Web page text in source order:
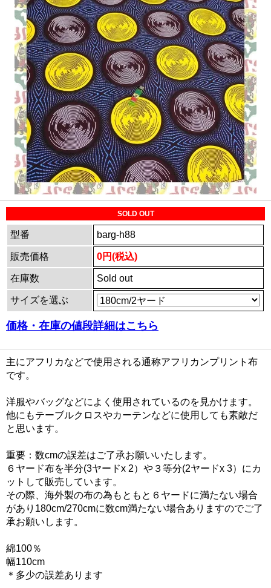
SOLD OUT
型番 barg-h88
販売価格 0円(税込)
在庫数 Sold out
サイズを選ぶ
価格・在庫の値段詳細はこちら
主にアフリカなどで使用される通称アフリカンプリント布
です。
洋服やバッグなどによく使用されているのを見かけます。
他にもテーブルクロスやカーテンなどに使用しても素敵だ
と思います。
重要：数cmの誤差はご了承お願いいたします。
６ヤード布を半分(3ヤードx 2）や３等分(2ヤードx 3）にカ
ットして販売しています。
その際、海外製の布の為もともと６ヤードに満たない場合
があり180cm/270cmに数cm満たない場合ありますのでご了
承お願いします。
綿100％
幅110cm
＊多少の誤差あります